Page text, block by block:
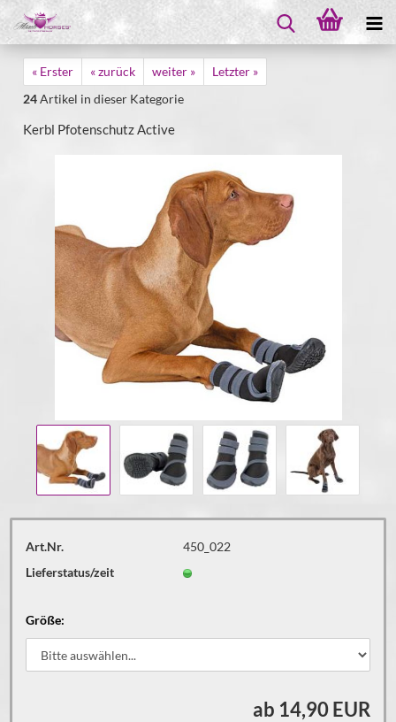
« Erster « zurück weiter »
Letzter »
24Artikel in dieser Kategorie
Kerbl Pfotenschutz Active
Art.Nr.
450_022
Lieferstatus/zeit
Größe:
ab 14,90 EUR